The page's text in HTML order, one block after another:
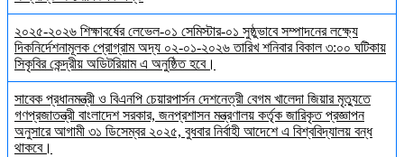
২০২৫-২০২৬ শিক্ষাবর্ষের লেভেল-০১ সেমিস্টার-০১ সুষ্ঠুভাবে সম্পাদনের লক্ষ্যে
দিকনির্দেশনামূলক প্রোগ্রাম অদ্য ০২-০১-২০২৬ তারিখ শনিবার বিকাল ৩:০০ ঘটিকায়
সিকৃবির কেন্দ্রীয় অডিটরিয়াম এ অনুষ্ঠিত হবে।
সাবেক প্রধানমন্ত্রী ও বিএনপি চেয়ারপার্সন দেশনেত্রী বেগম খালেদা জিয়ার মৃত্যুতে
গণপ্রজাতন্ত্রী বাংলাদেশ সরকার, জনপ্রশাসন মন্ত্রণালয় কর্তৃক জারিকৃত প্রজ্ঞাপন
অনুসারে আগামী ৩১ ডিসেম্বর ২০২৫, বুধবার নির্বাহী আদেশে এ বিশ্ববিদ্যালয় বন্ধ
থাকবে।